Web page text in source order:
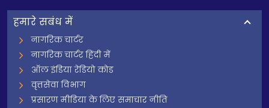
हमारे सबंध में
नागरिक चार्टर
नागरिक चार्टर हिंदी में
ऑल इंडिया रेडियो कोड
वृत्तसेवा विभाग
प्रसारण मीडिया के लिए समाचार नीति